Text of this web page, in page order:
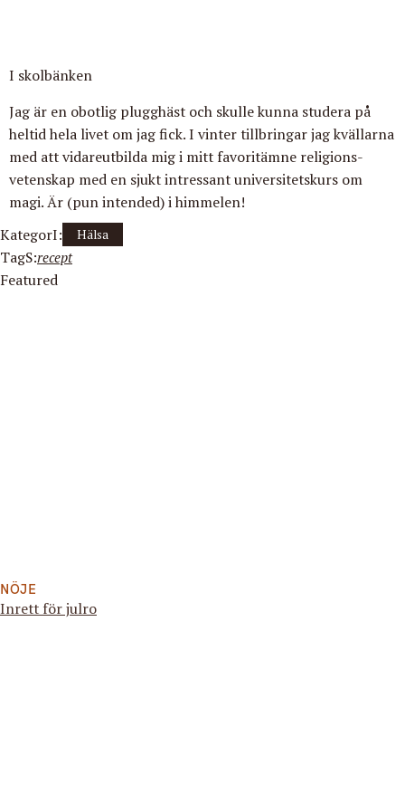
I skolbänken
Jag är en obotlig plugghäst och skulle kunna studera på
heltid hela livet om jag fick. I vinter tillbringar jag kvällarna
med att vidareutbilda mig i mitt favoritämne religions-
vetenskap med en sjukt intressant universitetskurs om
magi. Är (pun intended) i himmelen!
KategorI:
Hälsa
TagS:recept
Featured
NÖJE
Inrett för julro